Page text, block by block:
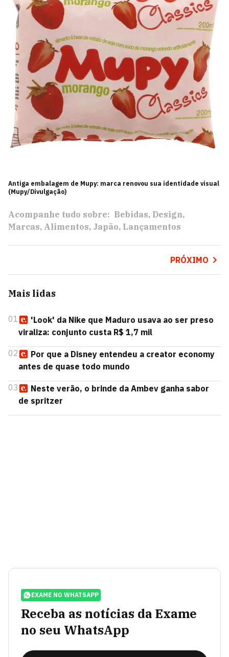
Antiga embalagem de Mupy: marca renovou sua identidade visual
(Mupy/Divulgação)
Acompanhe tudo sobre: Bebidas Design
Marcas Alimentos Japão Lançamentos
PRÓXIMO
Mais lidas
01
'Look' da Nike que Maduro usava ao ser preso
viraliza: conjunto custa R$ 1,7 mil
02
Por que a Disney entendeu a creator economy
antes de quase todo mundo
03
Neste verão, o brinde da Ambev ganha sabor
de spritzer
EXAME NO WHATSAPP
Receba as notícias da Exame
no seu WhatsApp